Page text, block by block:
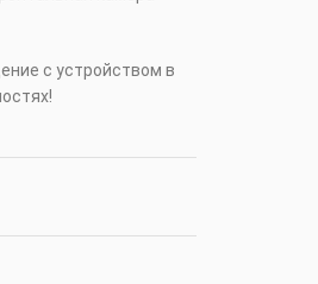
с устройством в